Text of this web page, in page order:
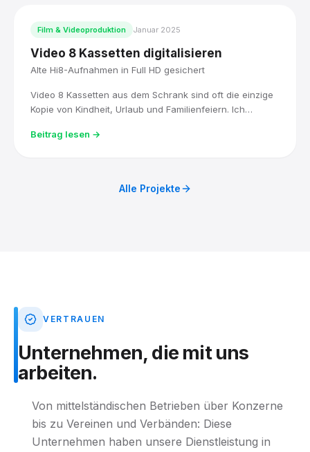
Film & Videoproduktion Januar 2025
Video 8 Kassetten digitalisieren
Alte Hi8-Aufnahmen in Full HD gesichert
Video 8 Kassetten aus dem Schrank sind oft die einzige
Kopie von Kindheit, Urlaub und Familienfeiern. Ich
DaVinci Resolve und liefere sie als Full-HD-Datei, sofort
Beitrag lesen →
Alle Projekte
VERTRAUEN
Unternehmen, die mit uns
arbeiten.
Von mittelständischen Betrieben über Konzerne
bis zu Vereinen und Verbänden: Diese
Unternehmen haben unsere Dienstleistung in